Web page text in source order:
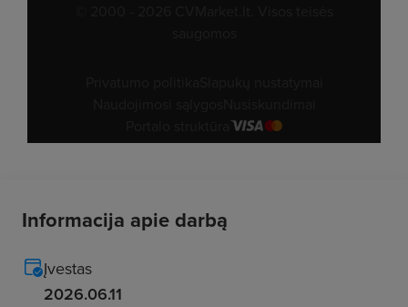
Informacija apie darbą
Įvestas
2026.06.11